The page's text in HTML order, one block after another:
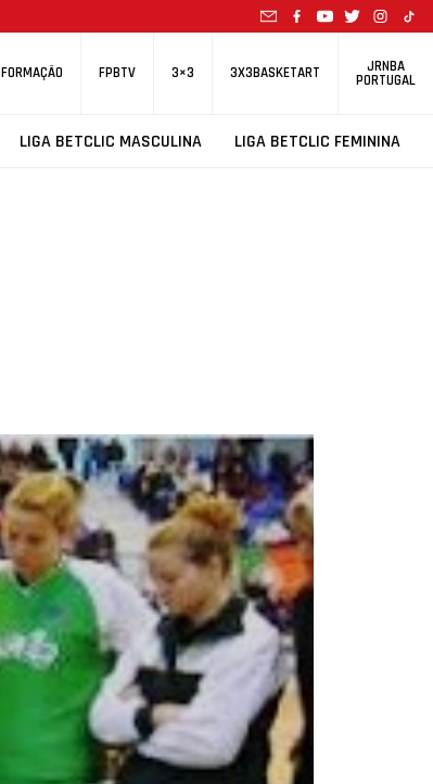
FORMAÇÃO FPBTV 3×3 3X3BASKETART JRNBA
PORTUGAL
LIGA BETCLIC MASCULINA LIGA BETCLIC FEMININA